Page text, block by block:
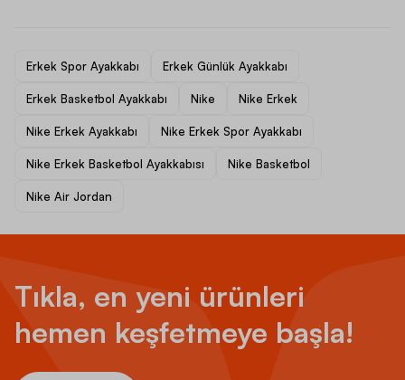
Erkek Spor Ayakkabı Erkek Günlük Ayakkabı
Erkek Basketbol Ayakkabı Nike Nike Erkek
Nike Erkek Ayakkabı Nike Erkek Spor Ayakkabı
Nike Erkek Basketbol Ayakkabısı Nike Basketbol
Nike Air Jordan
Tıkla, en yeni ürünleri
hemen keşfetmeye başla!